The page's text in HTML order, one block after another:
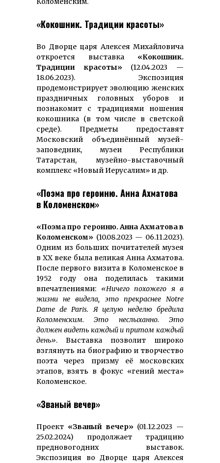
«Кокошник. Традиции красоты»
Во Дворце царя Алексея Михайловича
откроется выставка «Кокошник.
Традиции красоты» (12.04.2023 —
18.06.2023). Экспозиция
продемонстрирует эволюцию женских
праздничных головных уборов и
познакомит с традициями ношения
кокошника (в том числе в светской
среде). Предметы предоставят
Московский объединённый музей-
заповедник, музеи Республики
Татарстан, музейно-выставочный
комплекс «Новый Иерусалим» и др.
«Поэма про героиню. Анна Ахматова
в Коломенском»
«Поэма про героиню. Анна Ахматова в
Коломенском» (10.08.2023 — 06.11.2023).
Одним из больших почитателей музея
в ХХ веке была великая Анна Ахматова.
После первого визита в Коломенское в
1952 году она поделилась такими
впечатлениями: «Ничего похожего я в
жизни не видела, это прекраснее Notre
Dame de Paris. Я целую неделю бредила
Коломенским. Это неслыханно. Это
должен видеть каждый и притом каждый
день». Выставка позволит широко
взглянуть на биографию и творчество
поэта через призму её московских
этапов, взять в фокус «гений места»
Коломенское.
«Званый вечер»
Проект «Званый вечер» (01.12.2023 —
25.02.2024) продолжает традицию
предновогодних выставок.
Экспозиция во Дворце царя Алексея